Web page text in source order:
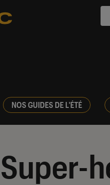
NOS GUIDES DE L'ÉTÉ
Super-